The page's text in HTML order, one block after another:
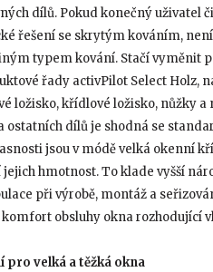
dílů. Pokud konečný uživatel
řešení se skrytým kováním,
typem kování. Stačí vyměnit
řady activPilot Select Holz,
ložisko, křídlové ložisko, nůžky a
ostatních dílů je shodná se
jsou v módě velká okenní
jejich hmotnost. To klade vyšší
při výrobě, montáž a
obsluhy okna rozhodující
pro velká a těžká okna